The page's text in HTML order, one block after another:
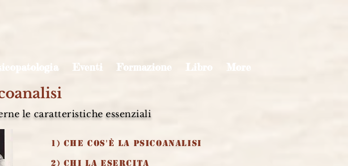
Eventi Formazione Libro More
le caratteristiche essenziali
1) Che cos'è la psicoanalisi
2) Chi la esercita